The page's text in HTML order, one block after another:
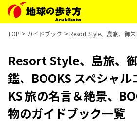
TOP ガイドブック Resort Style、島旅、御
Resort Style、島旅、
鑑、BOOKS スペシャル
KS 旅の名言＆絶景、
物のガイドブック一覧